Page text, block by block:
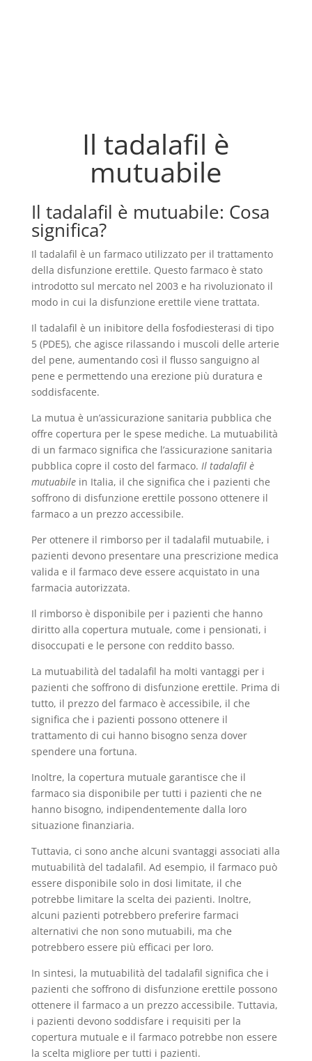
Il tadalafil è
mutuabile
Il tadalafil è mutuabile: Cosa
significa?
Il tadalafil è un farmaco utilizzato per il trattamento
della disfunzione erettile. Questo farmaco è stato
introdotto sul mercato nel 2003 e ha rivoluzionato il
modo in cui la disfunzione erettile viene trattata.
Il tadalafil è un inibitore della fosfodiesterasi di tipo
5 (PDE5), che agisce rilassando i muscoli delle arterie
del pene, aumentando così il flusso sanguigno al
pene e permettendo una erezione più duratura e
soddisfacente.
La mutua è un’assicurazione sanitaria pubblica che
offre copertura per le spese mediche. La mutuabilità
di un farmaco significa che l’assicurazione sanitaria
pubblica copre il costo del farmaco. Il tadalafil è
mutuabilein Italia, il che significa che i pazienti che
soffrono di disfunzione erettile possono ottenere il
farmaco a un prezzo accessibile.
Per ottenere il rimborso per il tadalafil mutuabile, i
pazienti devono presentare una prescrizione medica
valida e il farmaco deve essere acquistato in una
farmacia autorizzata.
Il rimborso è disponibile per i pazienti che hanno
diritto alla copertura mutuale, come i pensionati, i
disoccupati e le persone con reddito basso.
La mutuabilità del tadalafil ha molti vantaggi per i
pazienti che soffrono di disfunzione erettile. Prima di
tutto, il prezzo del farmaco è accessibile, il che
significa che i pazienti possono ottenere il
trattamento di cui hanno bisogno senza dover
spendere una fortuna.
Inoltre, la copertura mutuale garantisce che il
farmaco sia disponibile per tutti i pazienti che ne
hanno bisogno, indipendentemente dalla loro
situazione finanziaria.
Tuttavia, ci sono anche alcuni svantaggi associati alla
mutuabilità del tadalafil. Ad esempio, il farmaco può
essere disponibile solo in dosi limitate, il che
potrebbe limitare la scelta dei pazienti. Inoltre,
alcuni pazienti potrebbero preferire farmaci
alternativi che non sono mutuabili, ma che
potrebbero essere più efficaci per loro.
In sintesi, la mutuabilità del tadalafil significa che i
pazienti che soffrono di disfunzione erettile possono
ottenere il farmaco a un prezzo accessibile. Tuttavia,
i pazienti devono soddisfare i requisiti per la
copertura mutuale e il farmaco potrebbe non essere
la scelta migliore per tutti i pazienti.